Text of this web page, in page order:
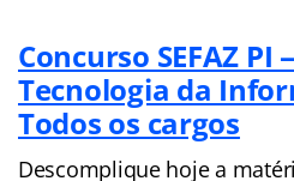
Concurso SEFAZ
Tecnologia da
Todos os cargos
Descomplique hoje a